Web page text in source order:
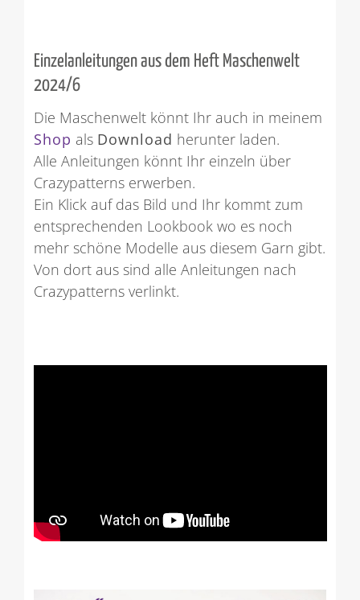
Einzelanleitungen aus dem Heft Maschenwelt
2024/6
Die Maschenwelt könnt Ihr auch in meinem
Shop als Download herunter laden.
Alle Anleitungen könnt Ihr einzeln über
Crazypatterns erwerben.
Ein Klick auf das Bild und Ihr kommt zum
entsprechenden Lookbook wo es noch
mehr schöne Modelle aus diesem Garn gibt.
Von dort aus sind alle Anleitungen nach
Crazypatterns verlinkt.